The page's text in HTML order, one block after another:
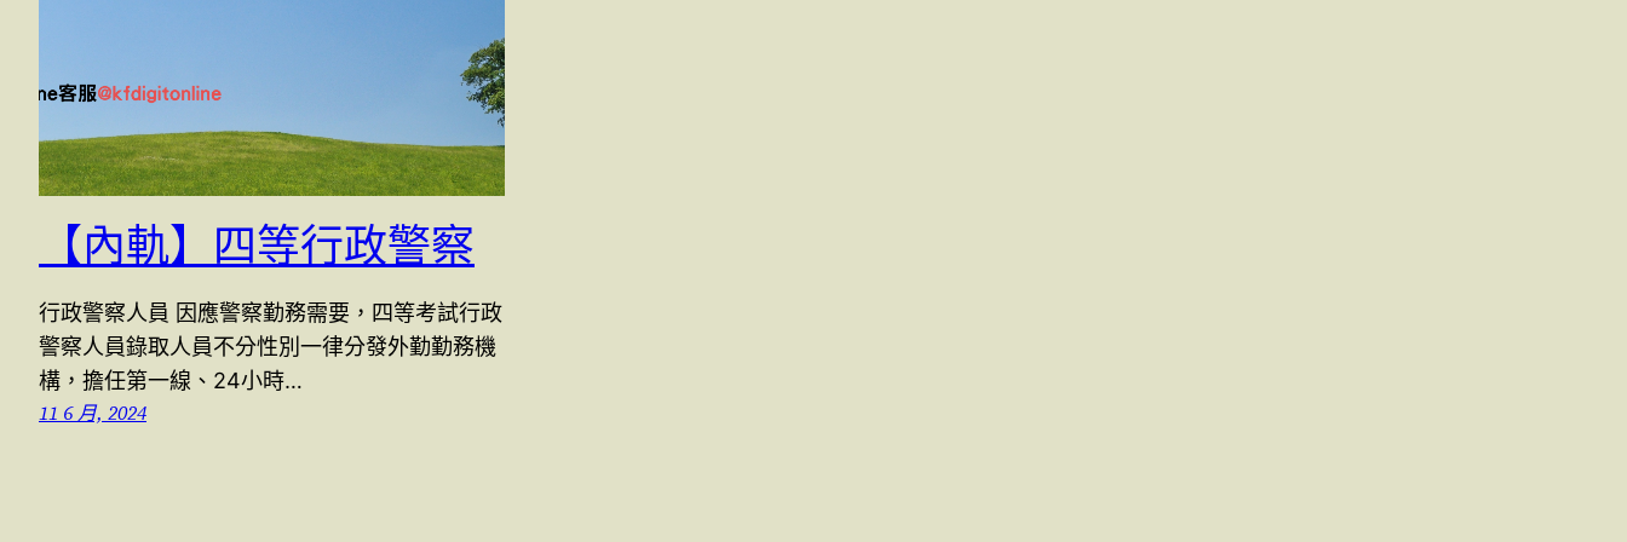
【內軌】四等行政警察
行政警察人員 因應警察勤務需要，四等考試行政
警察人員錄取人員不分性別一律分發外勤勤務機
構，擔任第一線、24小時…
11 6 月, 2024